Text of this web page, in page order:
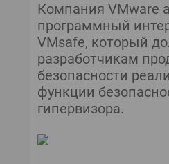
Компания VMware
программный
VMsafe, который
разработчикам
безопасности
функции
гипервизора.